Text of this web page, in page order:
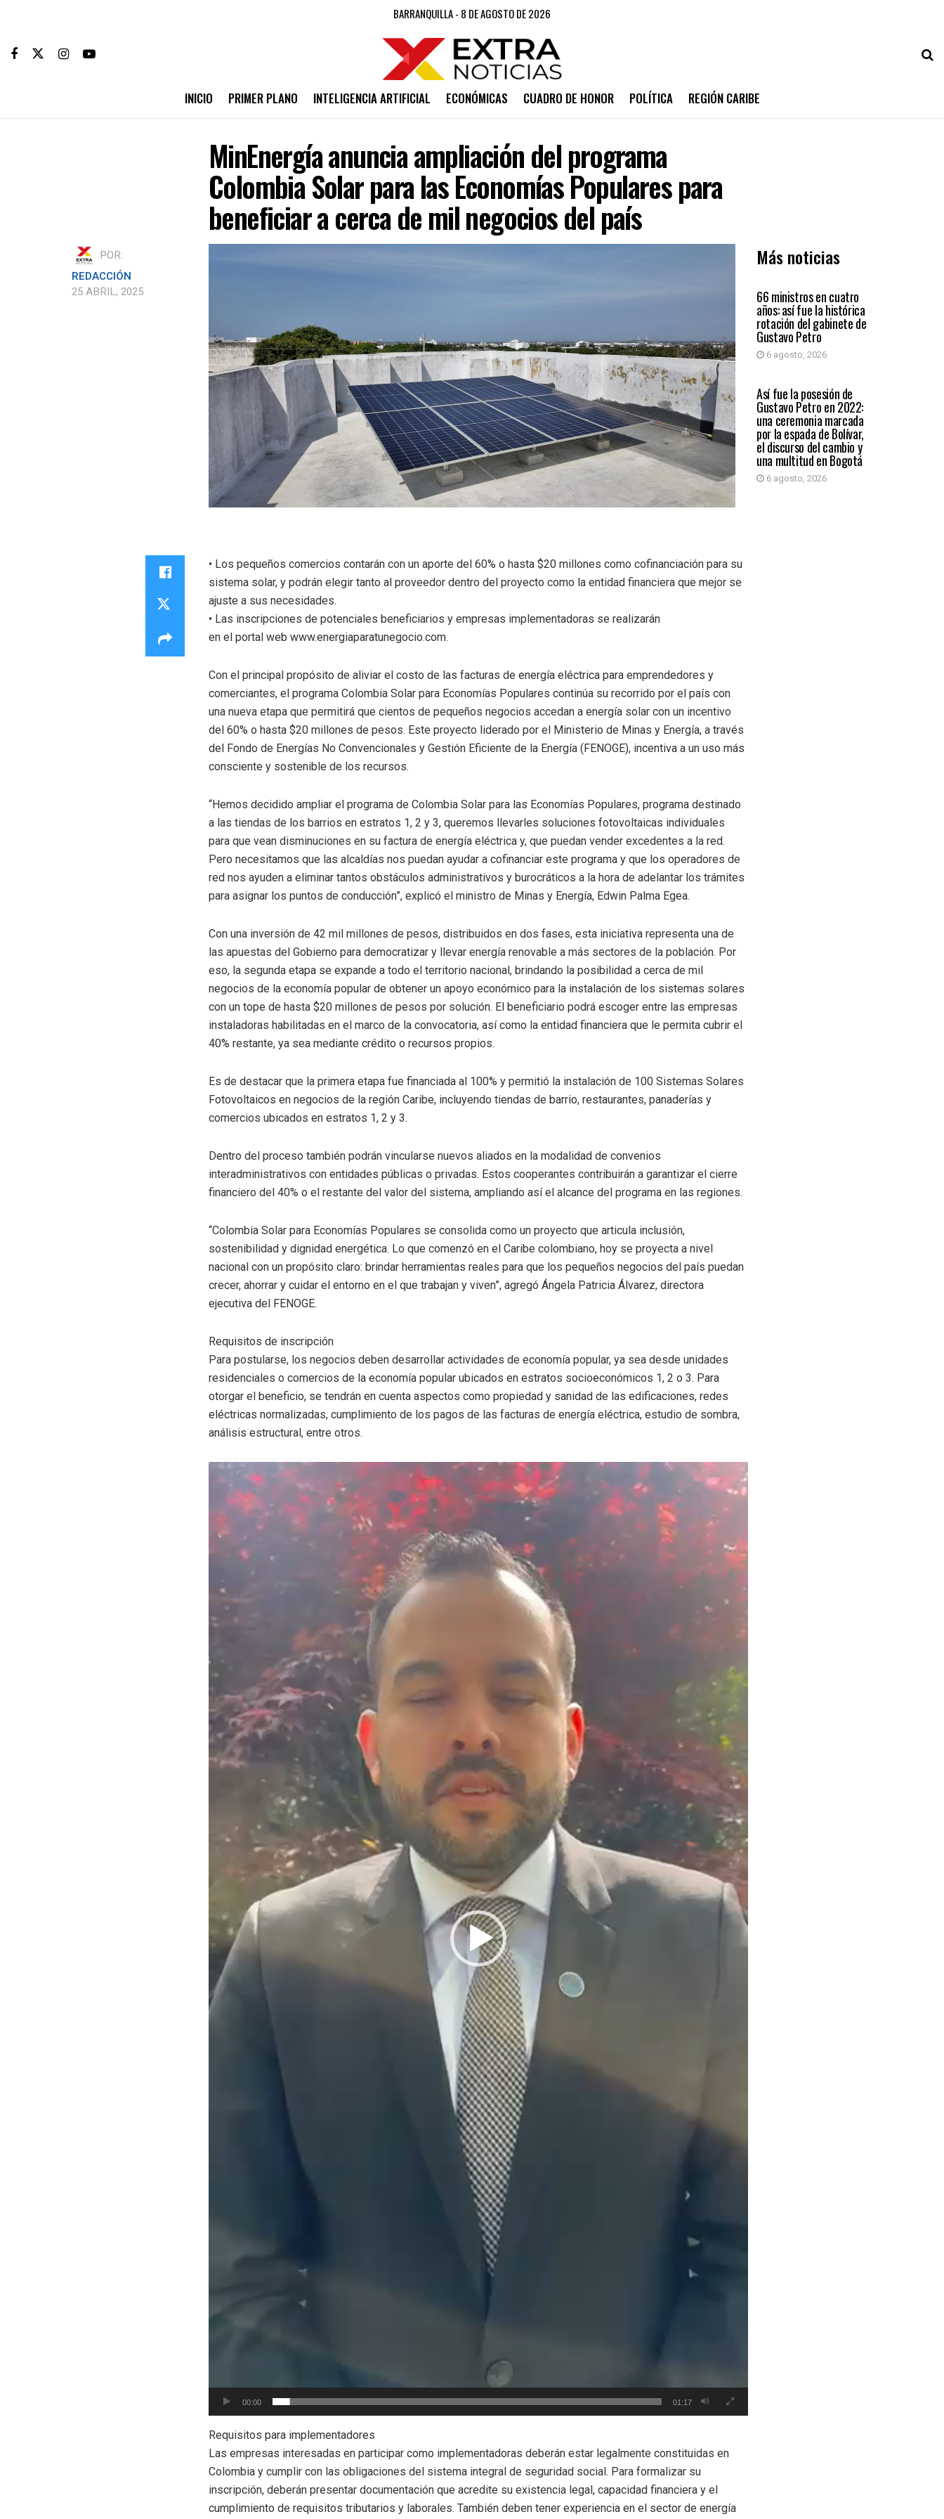
BARRANQUILLA - 8 DE AGOSTO DE 2026
INICIO PRIMER PLANO INTELIGENCIA ARTIFICIAL ECONÓMICAS CUADRO DE HONOR POLÍTICA REGIÓN CARIBE
MinEnergía anuncia ampliación del programa
Colombia Solar para las Economías Populares para
beneficiar a cerca de mil negocios del país
POR:
REDACCIÓN
25 ABRIL, 2025
Más noticias
PAÍS
66 ministros en cuatro
años: así fue la histórica
rotación del gabinete de
Gustavo Petro
6 agosto, 2026
PAÍS
Así fue la posesión de
Gustavo Petro en 2022:
una ceremonia marcada
por la espada de Bolívar,
el discurso del cambio y
una multitud en Bogotá
6 agosto, 2026
• Los pequeños comercios contarán con un aporte del 60% o hasta $20 millones como cofinanciación para su
sistema solar, y podrán elegir tanto al proveedor dentro del proyecto como la entidad financiera que mejor se
ajuste a sus necesidades.
• Las inscripciones de potenciales beneficiarios y empresas implementadoras se realizarán
en el portal web www.energiaparatunegocio.com.
Con el principal propósito de aliviar el costo de las facturas de energía eléctrica para emprendedores y
comerciantes, el programa Colombia Solar para Economías Populares continúa su recorrido por el país con
una nueva etapa que permitirá que cientos de pequeños negocios accedan a energía solar con un incentivo
del 60% o hasta $20 millones de pesos. Este proyecto liderado por el Ministerio de Minas y Energía, a través
del Fondo de Energías No Convencionales y Gestión Eficiente de la Energía (FENOGE), incentiva a un uso más
consciente y sostenible de los recursos.
“Hemos decidido ampliar el programa de Colombia Solar para las Economías Populares, programa destinado
a las tiendas de los barrios en estratos 1, 2 y 3, queremos llevarles soluciones fotovoltaicas individuales
para que vean disminuciones en su factura de energía eléctrica y, que puedan vender excedentes a la red.
Pero necesitamos que las alcaldías nos puedan ayudar a cofinanciar este programa y que los operadores de
red nos ayuden a eliminar tantos obstáculos administrativos y burocráticos a la hora de adelantar los trámites
para asignar los puntos de conducción”, explicó el ministro de Minas y Energía, Edwin Palma Egea.
Con una inversión de 42 mil millones de pesos, distribuidos en dos fases, esta iniciativa representa una de
las apuestas del Gobierno para democratizar y llevar energía renovable a más sectores de la población. Por
eso, la segunda etapa se expande a todo el territorio nacional, brindando la posibilidad a cerca de mil
negocios de la economía popular de obtener un apoyo económico para la instalación de los sistemas solares
con un tope de hasta $20 millones de pesos por solución. El beneficiario podrá escoger entre las empresas
instaladoras habilitadas en el marco de la convocatoria, así como la entidad financiera que le permita cubrir el
40% restante, ya sea mediante crédito o recursos propios.
Es de destacar que la primera etapa fue financiada al 100% y permitió la instalación de 100 Sistemas Solares
Fotovoltaicos en negocios de la región Caribe, incluyendo tiendas de barrio, restaurantes, panaderías y
comercios ubicados en estratos 1, 2 y 3.
Dentro del proceso también podrán vincularse nuevos aliados en la modalidad de convenios
interadministrativos con entidades públicas o privadas. Estos cooperantes contribuirán a garantizar el cierre
financiero del 40% o el restante del valor del sistema, ampliando así el alcance del programa en las regiones.
“Colombia Solar para Economías Populares se consolida como un proyecto que articula inclusión,
sostenibilidad y dignidad energética. Lo que comenzó en el Caribe colombiano, hoy se proyecta a nivel
nacional con un propósito claro: brindar herramientas reales para que los pequeños negocios del país puedan
crecer, ahorrar y cuidar el entorno en el que trabajan y viven”, agregó Ángela Patricia Álvarez, directora
ejecutiva del FENOGE.
Requisitos de inscripción
Para postularse, los negocios deben desarrollar actividades de economía popular, ya sea desde unidades
residenciales o comercios de la economía popular ubicados en estratos socioeconómicos 1, 2 o 3. Para
otorgar el beneficio, se tendrán en cuenta aspectos como propiedad y sanidad de las edificaciones, redes
eléctricas normalizadas, cumplimiento de los pagos de las facturas de energía eléctrica, estudio de sombra,
análisis estructural, entre otros.
Reproductor
vídeo
00:00 01:17
Requisitos para implementadores
Las empresas interesadas en participar como implementadoras deberán estar legalmente constituidas en
Colombia y cumplir con las obligaciones del sistema integral de seguridad social. Para formalizar su
inscripción, deberán presentar documentación que acredite su existencia legal, capacidad financiera y el
cumplimiento de requisitos tributarios y laborales. También deben tener experiencia en el sector de energía